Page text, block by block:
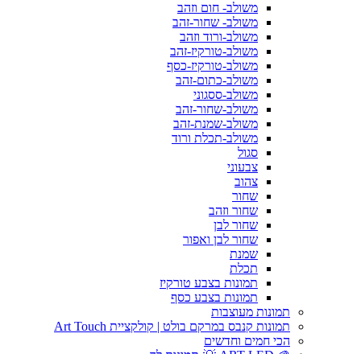
משולב- חום וזהב
משולב- שחור-זהב
משולב-ורוד וזהב
משולב-טורקיז-זהב
משולב-טורקיז-כסף
משולב-כתום-זהב
משולב-ססגוני
משולב-שחור-זהב
משולב-שמנת-זהב
משולב-תכלת ורוד
סגול
צבעוני
צהוב
שחור
שחור וזהב
שחור לבן
שחור לבן ואפור
שמנת
תכלת
תמונות בצבע טורקיז
תמונות בצבע כסף
תמונות מעוצבות
תמונות קנבס במרקם בולט | קולקציית Art Touch
הכי חמים וחדשים